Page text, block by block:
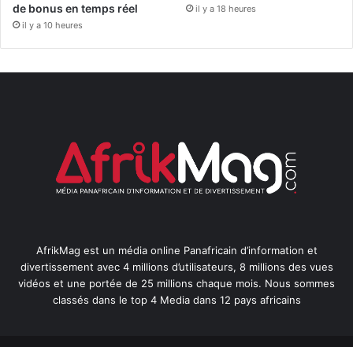
de bonus en temps réel
il y a 10 heures
il y a 18 heures
AfrikMag est un média online Panafricain d’information et
divertissement avec 4 millions d’utilisateurs, 8 millions des vues
vidéos et une portée de 25 millions chaque mois. Nous sommes
classés dans le top 4 Media dans 12 pays africains